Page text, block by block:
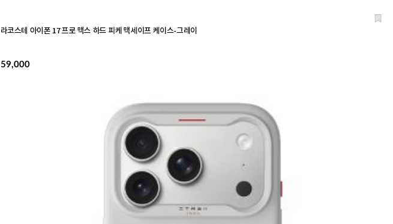
라코스테 아이폰 17 프로 맥스 하드 피케 맥세이프 케이스-그레이
59,000